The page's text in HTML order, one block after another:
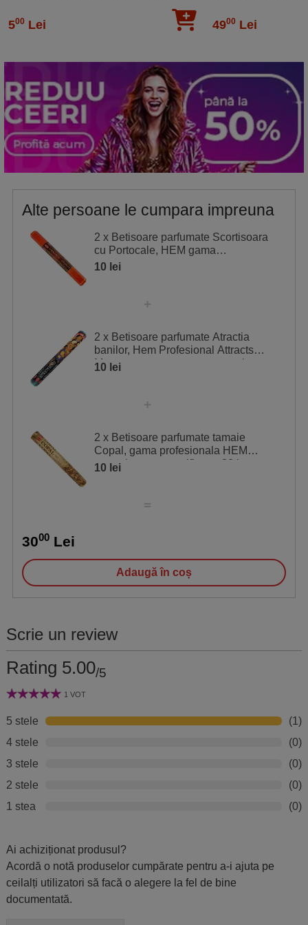
500 Lei 4900 Lei
Alte persoane le cumpara impreuna
2 x Betisoare parfumate Scortisoara
cu Portocale, HEM gama
profesionala Cinnamon Orange 20
10 lei
2 x Betisoare parfumate Atractia
banilor, Hem Profesional Attracts
Money, pentru a atrage norocul
10 lei
2 x Betisoare parfumate tamaie
Copal, gama profesionala HEM
naturale pentru purificare, 20 buc
10 lei
3000 Lei
Adaugă în coș
Scrie un review
Rating 5.00/5
1 VOT
5 stele
(1)
4 stele
(0)
3 stele
(0)
2 stele
(0)
1 stea
(0)
Ai achiziționat produsul?
Acordă o notă produselor cumpărate pentru a-i ajuta pe
ceilalți utilizatori să facă o alegere la fel de bine
documentată.